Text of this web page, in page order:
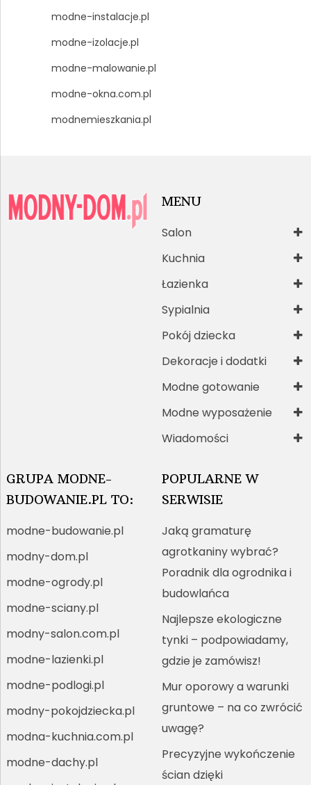
modne-instalacje.pl
modne-izolacje.pl
modne-malowanie.pl
modne-okna.com.pl
modnemieszkania.pl
MENU
Salon
Kuchnia
Łazienka
Sypialnia
Pokój dziecka
Dekoracje i dodatki
Modne gotowanie
Modne wyposażenie
Wiadomości
GRUPA MODNE-
BUDOWANIE.PL TO:
modne-budowanie.pl
modny-dom.pl
modne-ogrody.pl
modne-sciany.pl
modny-salon.com.pl
modne-lazienki.pl
modne-podlogi.pl
modny-pokojdziecka.pl
modna-kuchnia.com.pl
modne-dachy.pl
POPULARNE W
SERWISIE
Jaką gramaturę
agrotkaniny wybrać?
Poradnik dla ogrodnika i
budowlańca
Najlepsze ekologiczne
tynki – podpowiadamy,
gdzie je zamówisz!
Mur oporowy a warunki
gruntowe – na co zwrócić
uwagę?
Precyzyjne wykończenie
ścian dzięki